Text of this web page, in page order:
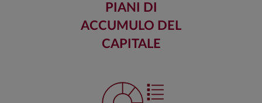
PIANI DI
ACCUMULO DEL
CAPITALE